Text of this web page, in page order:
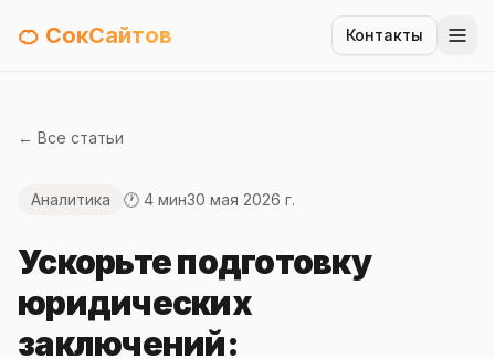
🍊 СокСайтов Контакты
← Все статьи
Аналитика 🕐 4 мин30 мая 2026 г.
Ускорьте подготовку
юридических
заключений: